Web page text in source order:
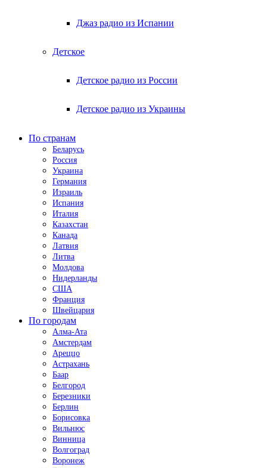
Джаз радио из Испании
Детское
Детское радио из России
Детское радио из Украины
По странам
Беларусь
Россия
Украина
Германия
Израиль
Испания
Италия
Казахстан
Канада
Латвия
Литва
Молдова
Нидерланды
США
Франция
Швейцария
По городам
Алма-Ата
Амстердам
Ареццо
Астрахань
Баар
Белгород
Березники
Берлин
Борисовка
Вильнюс
Винница
Волгоград
Воронеж